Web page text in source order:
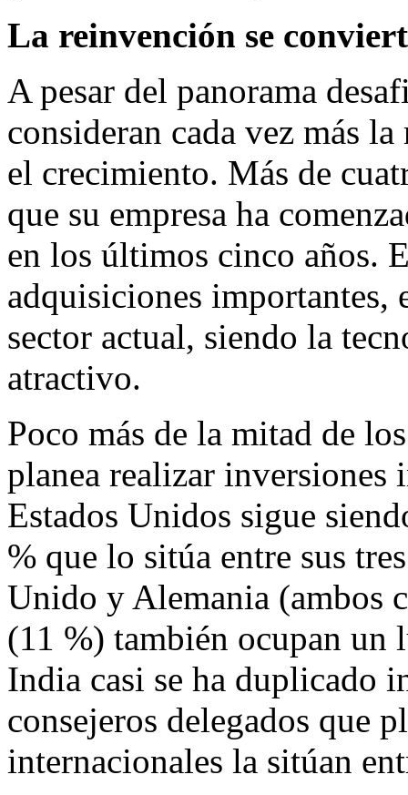
La reinvención se
A pesar del panorama
consideran cada vez más
el crecimiento. Más de
que su empresa ha
en los últimos cinco años.
adquisiciones
sector actual, siendo la
atractivo.
Poco más de la mitad de
planea realizar
Estados Unidos sigue
% que lo sitúa entre sus
Unido y Alemania (ambos
(11 %) también ocupan un
India casi se ha duplicado
consejeros delegados que
internacionales la sitúan